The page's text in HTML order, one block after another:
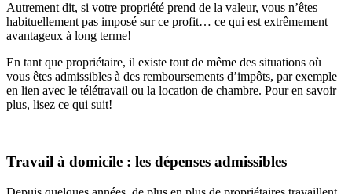
Autrement dit, si votre propriété prend de la valeur, vous n’êtes
habituellement pas imposé sur ce profit… ce qui est extrêmement
avantageux à long terme!
En tant que propriétaire, il existe tout de même des situations où
vous êtes admissibles à des remboursements d’impôts, par exemple
en lien avec le télétravail ou la location de chambre. Pour en savoir
plus, lisez ce qui suit!
Travail à domicile : les dépenses admissibles